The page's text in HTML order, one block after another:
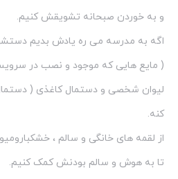
و به خوردن صبحانه تشویقش کنیم.
اگه به مدرسه می ره یادش بدیم
( مایع هایی که موجود و نصب در
لیوان شخصی و دستمال کاغذی (
کنه.
از لقمه های خانگی و سالم ،
تا به هوش و سالم بودنش کمک کنیم.